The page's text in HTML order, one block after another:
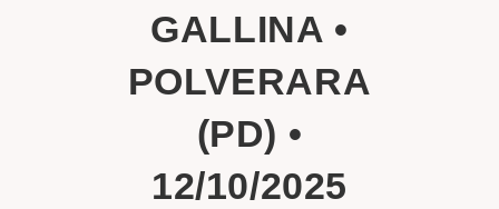
GALLINA •
POLVERARA
(PD) •
12/10/2025